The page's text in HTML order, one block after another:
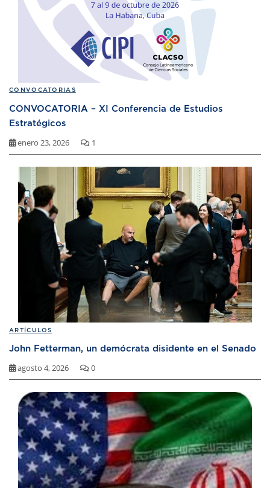
CONVOCATORIAS
CONVOCATORIA – XI Conferencia de Estudios
Estratégicos
enero 23, 2026 1
ARTÍCULOS
John Fetterman, un demócrata disidente en el Senado
agosto 4, 2026 0